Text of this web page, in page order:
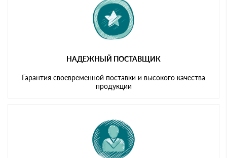
НАДЕЖНЫЙ ПОСТАВЩИК
Гарантия своевременной поставки и высокого качества
продукции